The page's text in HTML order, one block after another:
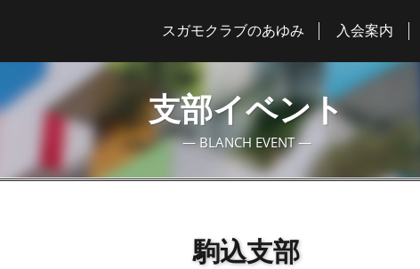
スガモクラブのあゆみ 入会案内
支部イベント
― BLANCH EVENT ―
駒込支部